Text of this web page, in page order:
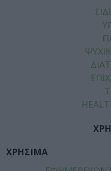
ΧΡΗΣΙΜΑ